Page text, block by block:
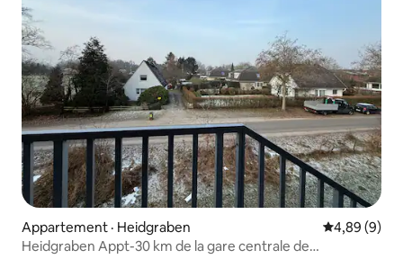
Appartement · Heidgraben Note
4,89 (9)
Heidgraben Appt-30 km de la gare centrale de